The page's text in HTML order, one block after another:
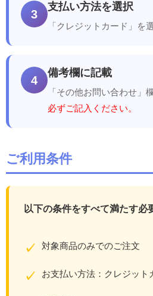
3
支払い方法を選択
「クレジットカード」を
4
備考欄に記載
「その他お問い合わせ」
必ずご記入ください。
ご利用条件
以下の条件をすべて満たす必
✓ 対象商品のみでのご注文
✓ お支払い方法：クレジット